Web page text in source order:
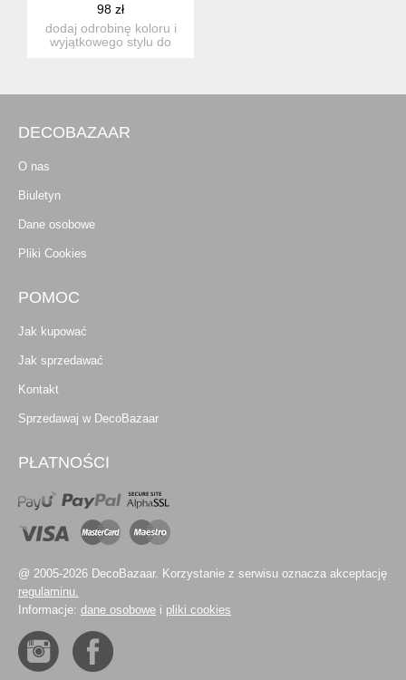
98 zł
dodaj odrobinę koloru i
wyjątkowego stylu do
DECOBAZAAR
O nas
Biuletyn
Dane osobowe
Pliki Cookies
POMOC
Jak kupować
Jak sprzedawać
Kontakt
Sprzedawaj w DecoBazaar
PŁATNOŚCI
@ 2005-2026 DecoBazaar. Korzystanie z serwisu oznacza akceptację
regulaminu.
Informacje: dane osobowe i pliki cookies